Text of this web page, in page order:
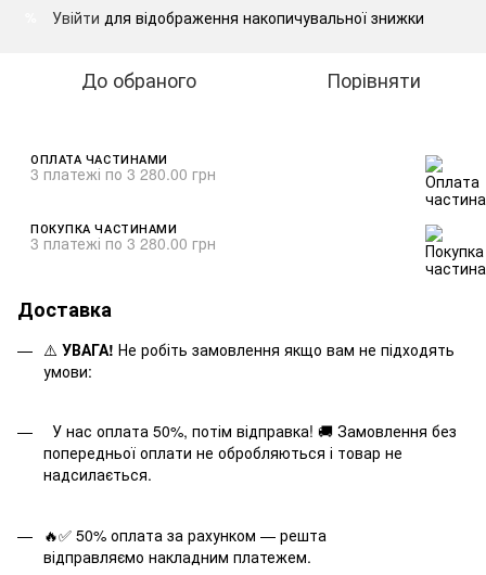
Увійти для відображення накопичувальної знижки
До обраного Порівняти
ОПЛАТА ЧАСТИНАМИ
3 платежі по 3 280.00 грн
ПОКУПКА ЧАСТИНАМИ
3 платежі по 3 280.00 грн
Доставка
⚠️ УВАГА! Не робіть замовлення якщо вам не підходять
умови:
У нас оплата 50%, потім відправка! 🚚 Замовлення без
попередньої оплати не обробляються і товар не
надсилається.
🔥✅ 50% оплата за рахунком — решта
відправляємо накладним платежем.